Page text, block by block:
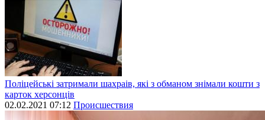
Поліцейські затримали шахраів, які з обманом знімали кошти з
карток херсонців
02.02.2021 07:12 Происшествия